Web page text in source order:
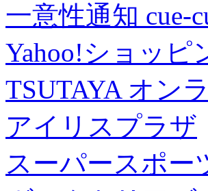
一意性通知 cue-
Yahoo!ショッピ
TSUTAYA オン
アイリスプラザ
スーパースポ